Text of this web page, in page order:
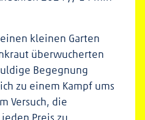
kleinen Garten
überwucherten
Begegnung
zu einem Kampf ums
Versuch, die